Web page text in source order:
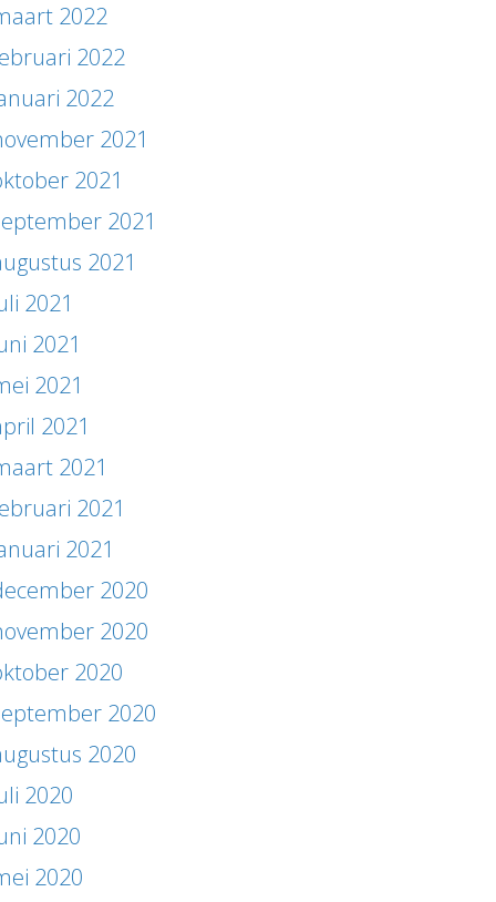
2022
2022
2022
2021
2021
2021
2021
2021
2021
2021
2021
2021
2021
2021
2020
2020
2020
2020
2020
2020
2020
2020